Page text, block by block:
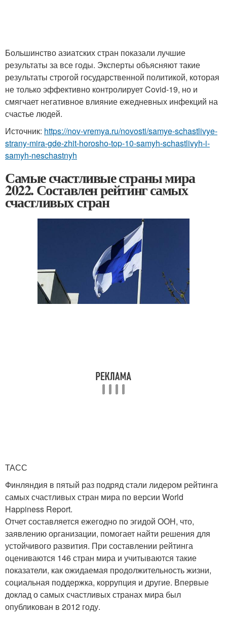
Большинство азиатских стран показали лучшие
результаты за все годы. Эксперты объясняют такие
результаты строгой государственной политикой, которая
не только эффективно контролирует Covid-19, но и
смягчает негативное влияние ежедневных инфекций на
счастье людей.
Источник: https://nov-vremya.ru/novosti/samye-schastlivye-
strany-mira-gde-zhit-horosho-top-10-samyh-schastlivyh-i-
samyh-neschastnyh
Самые счастливые страны мира
2022. Составлен рейтинг самых
счастливых стран
ТАСС
Финляндия в пятый раз подряд стали лидером рейтинга
самых счастливых стран мира по версии World
Happiness Report.
Отчет составляется ежегодно по эгидой ООН, что,
заявлению организации, помогает найти решения для
устойчивого развития. При составлении рейтинга
оцениваются 146 стран мира и учитываются такие
показатели, как ожидаемая продолжительность жизни,
социальная поддержка, коррупция и другие. Впервые
доклад о самых счастливых странах мира был
опубликован в 2012 году.